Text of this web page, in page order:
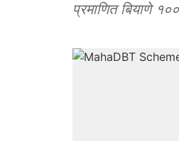
प्रमाणित बियाणे